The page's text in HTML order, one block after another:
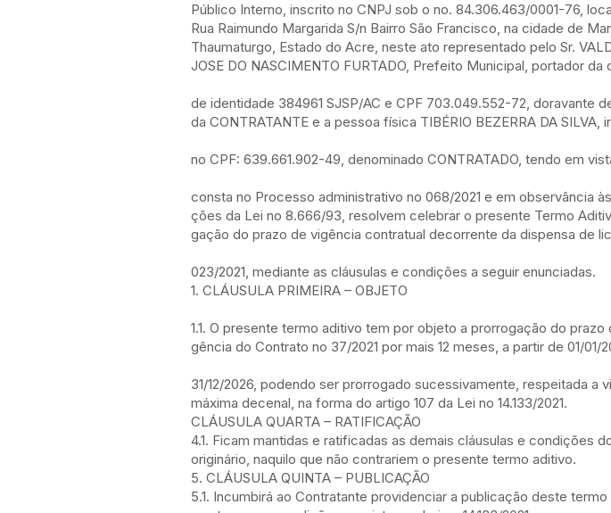
Público Interno, inscrito no CNPJ sob o no. 84.306.463/0001-76,
Rua Raimundo Margarida S/n Bairro São Francisco, na cidade de
Thaumaturgo, Estado do Acre, neste ato representado pelo Sr.
JOSE DO NASCIMENTO FURTADO, Prefeito Municipal, portador da
de identidade 384961 SJSP/AC e CPF 703.049.552-72, doravante
da CONTRATANTE e a pessoa física TIBÉRIO BEZERRA DA SILVA,
no CPF: 639.661.902-49, denominado CONTRATADO, tendo em
consta no Processo administrativo no 068/2021 e em observância
ções da Lei no 8.666/93, resolvem celebrar o presente Termo
gação do prazo de vigência contratual decorrente da dispensa de
023/2021, mediante as cláusulas e condições a seguir enunciadas.
1. CLÁUSULA PRIMEIRA – OBJETO
1.1. O presente termo aditivo tem por objeto a prorrogação do prazo
gência do Contrato no 37/2021 por mais 12 meses, a partir de 01/01/
31/12/2026, podendo ser prorrogado sucessivamente, respeitada a
máxima decenal, na forma do artigo 107 da Lei no 14.133/2021.
CLÁUSULA QUARTA – RATIFICAÇÃO
4.1. Ficam mantidas e ratificadas as demais cláusulas e condições
originário, naquilo que não contrariem o presente termo aditivo.
5. CLÁUSULA QUINTA – PUBLICAÇÃO
5.1. Incumbirá ao Contratante providenciar a publicação deste termo